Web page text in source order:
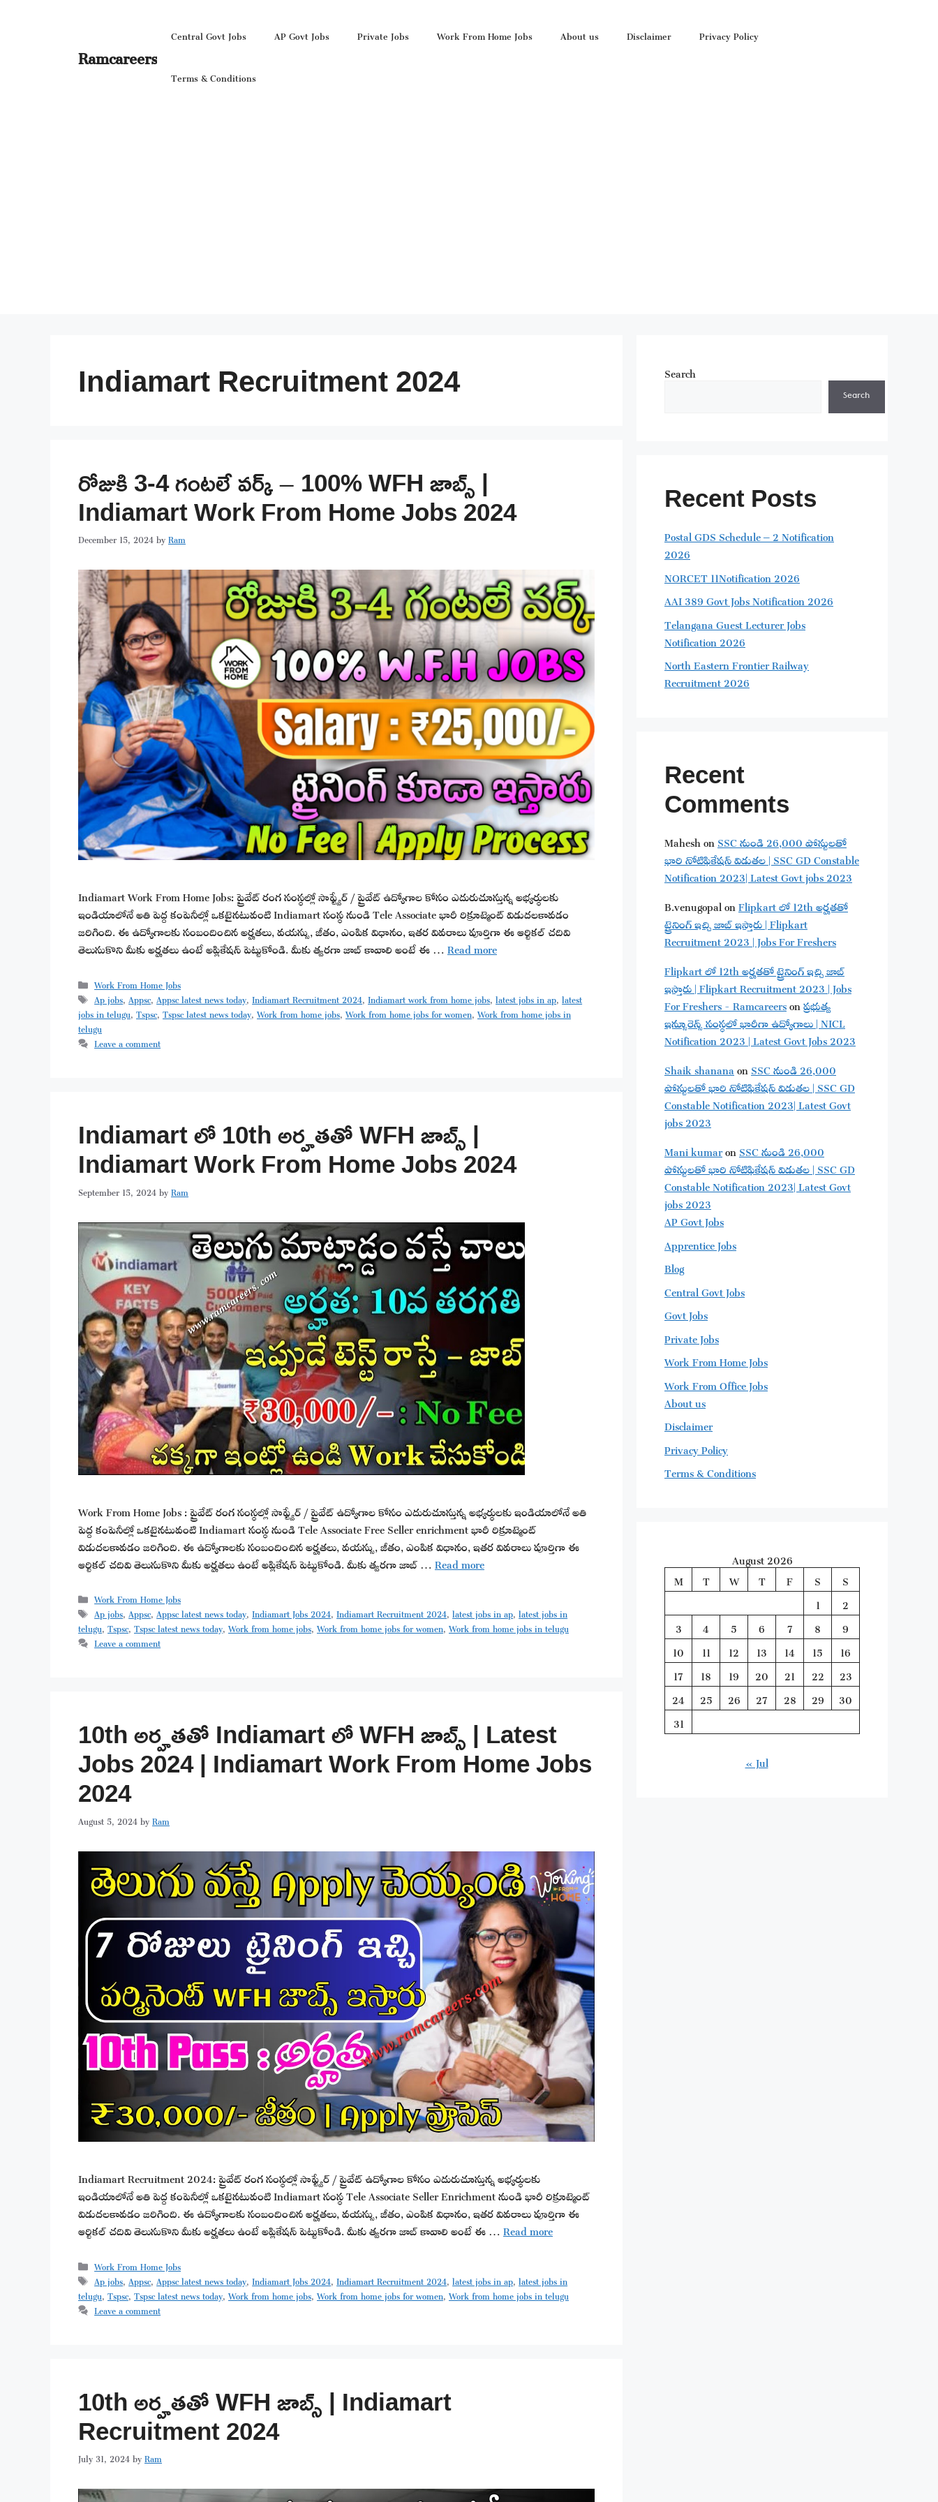
Ramcareers
Central Govt Jobs AP Govt Jobs Private Jobs Work From Home Jobs About us Disclaimer
Privacy Policy
Terms & Conditions
Indiamart Recruitment 2024
రోజుకి 3-4 గంటలే వర్క్ – 100% WFH జాబ్స్ |
Indiamart Work From Home Jobs 2024
December 15, 2024byRam
Indiamart Work From Home Jobs: ప్రైవేట్ రంగ సంస్థల్లో సాఫ్ట్వేర్ / ప్రైవేట్ ఉద్యోగాల కోసం ఎదురుచూస్తున్న అభ్యర్థులకు
ఇండియాలోనే అతి పెద్ద కంపెనీల్లో ఒకటైనటువంటి Indiamart సంస్థ నుండి Tele Associate భారీ రిక్రూట్మెంట్ విడుదలకావడం
జరిగింది. ఈ ఉద్యోగాలకు సంబందించిన అర్హతలు, వయస్సు, జీతం, ఎంపిక విధానం, ఇతర వివరాలు పూర్తిగా ఈ ఆర్టికల్ చదివి
తెలుసుకొని మీకు అర్హతలు ఉంటే అప్లికేషన్ పెట్టుకోండి. మీకు త్వరగా జాబ్ కావాలి అంటే ఈ …Read more
Categories
Work From Home Jobs
Tags
Ap jobs,Appsc,Appsc latest news today,Indiamart Recruitment 2024,Indiamart work from home jobs,latest jobs in ap,latest
jobs in telugu,Tspsc,Tspsc latest news today,Work from home jobs,Work from home jobs for women,Work from home jobs in
telugu
Leave a comment
Indiamart లో 10th అర్హతతో WFH జాబ్స్ |
Indiamart Work From Home Jobs 2024
September 15, 2024byRam
Work From Home Jobs : ప్రైవేట్ రంగ సంస్థల్లో సాఫ్ట్వేర్ / ప్రైవేట్ ఉద్యోగాల కోసం ఎదురుచూస్తున్న అభ్యర్థులకు ఇండియాలోనే అతి
పెద్ద కంపెనీల్లో ఒకటైనటువంటి Indiamart సంస్థ నుండి Tele Associate Free Seller enrichment భారీ రిక్రూట్మెంట్
విడుదలకావడం జరిగింది. ఈ ఉద్యోగాలకు సంబందించిన అర్హతలు, వయస్సు, జీతం, ఎంపిక విధానం, ఇతర వివరాలు పూర్తిగా ఈ
ఆర్టికల్ చదివి తెలుసుకొని మీకు అర్హతలు ఉంటే అప్లికేషన్ పెట్టుకోండి. మీకు త్వరగా జాబ్ …Read more
Categories
Work From Home Jobs
Tags
Ap jobs,Appsc,Appsc latest news today,Indiamart Jobs 2024,Indiamart Recruitment 2024,latest jobs in ap,latest jobs in
telugu,Tspsc,Tspsc latest news today,Work from home jobs,Work from home jobs for women,Work from home jobs in telugu
Leave a comment
10th అర్హతతో Indiamart లో WFH జాబ్స్ | Latest
Jobs 2024 | Indiamart Work From Home Jobs
2024
August 5, 2024byRam
Indiamart Recruitment 2024: ప్రైవేట్ రంగ సంస్థల్లో సాఫ్ట్వేర్ / ప్రైవేట్ ఉద్యోగాల కోసం ఎదురుచూస్తున్న అభ్యర్థులకు
ఇండియాలోనే అతి పెద్ద కంపెనీల్లో ఒకటైనటువంటి Indiamart సంస్థ Tele Associate Seller Enrichment నుండి భారీ రిక్రూట్మెంట్
విడుదలకావడం జరిగింది. ఈ ఉద్యోగాలకు సంబందించిన అర్హతలు, వయస్సు, జీతం, ఎంపిక విధానం, ఇతర వివరాలు పూర్తిగా ఈ
ఆర్టికల్ చదివి తెలుసుకొని మీకు అర్హతలు ఉంటే అప్లికేషన్ పెట్టుకోండి. మీకు త్వరగా జాబ్ కావాలి అంటే ఈ …Read more
Categories
Work From Home Jobs
Tags
Ap jobs,Appsc,Appsc latest news today,Indiamart Jobs 2024,Indiamart Recruitment 2024,latest jobs in ap,latest jobs in
telugu,Tspsc,Tspsc latest news today,Work from home jobs,Work from home jobs for women,Work from home jobs in telugu
Leave a comment
10th అర్హతతో WFH జాబ్స్ | Indiamart
Recruitment 2024
July 31, 2024byRam
Search
Search
Recent Posts
Postal GDS Schedule – 2 Notification
2026
NORCET 11Notification 2026
AAI 389 Govt Jobs Notification 2026
Telangana Guest Lecturer Jobs
Notification 2026
North Eastern Frontier Railway
Recruitment 2026
Recent
Comments
MaheshonSSC నుండి 26,000 పోస్టులతో
భారి నోటిఫికేషన్ విడుతల | SSC GD Constable
Notification 2023| Latest Govt jobs 2023
B.venugopalonFlipkart లో 12th అర్హతతో
ట్రైనింగ్ ఇచ్చి జాబ్ ఇస్తారు | Flipkart
Recruitment 2023 | Jobs For Freshers
Flipkart లో 12th అర్హతతో ట్రైనింగ్ ఇచ్చి జాబ్
ఇస్తారు | Flipkart Recruitment 2023 | Jobs
For Freshers - Ramcareersonప్రభుత్వ
ఇన్సూరెన్స్ సంస్థలో భారీగా ఉద్యోగాలు | NICL
Notification 2023 | Latest Govt Jobs 2023
Shaik shananaonSSC నుండి 26,000
పోస్టులతో భారి నోటిఫికేషన్ విడుతల | SSC GD
Constable Notification 2023| Latest Govt
jobs 2023
Mani kumaronSSC నుండి 26,000
పోస్టులతో భారి నోటిఫికేషన్ విడుతల | SSC GD
Constable Notification 2023| Latest Govt
jobs 2023
AP Govt Jobs
Apprentice Jobs
Blog
Central Govt Jobs
Govt Jobs
Private Jobs
Work From Home Jobs
Work From Office Jobs
About us
Disclaimer
Privacy Policy
Terms & Conditions
August 2026
M
T W T F S
S
1
2
3
4 5 6 7 8
9
10
11 12 13 14 15
16
17
18 19 20 21 22
23
24
25 26 27 28 29
30
31
« Jul